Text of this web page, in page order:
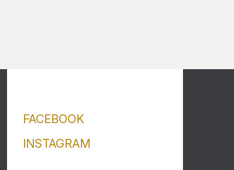
FACEBOOK
INSTAGRAM